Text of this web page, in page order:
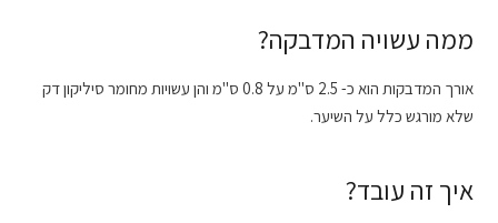
ממה עשויה המדבקה?
אורך המדבקות הוא כ- 2.5 ס"מ על 0.8 ס"מ והן עשויות מחומר סיליקון דק
שלא מורגש כלל על השיער.
איך זה עובד?